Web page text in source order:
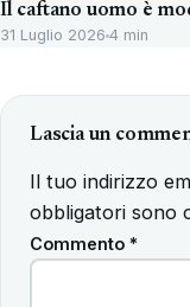
Il caftano uomo è
31 Luglio 2026 4 min
Lascia un
Il tuo indirizzo
obbligatori sono
Commento *